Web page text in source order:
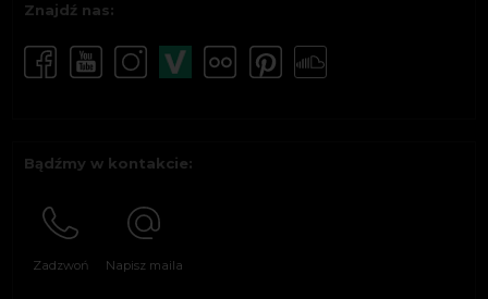
Znajdź nas:
Bądźmy w kontakcie:
Zadzwoń Napisz maila